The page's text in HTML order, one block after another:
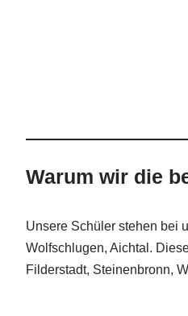
Warum wir die
Unsere Schüler stehen bei
Wolfschlugen, Aichtal.
Filderstadt, Steinenbronn,